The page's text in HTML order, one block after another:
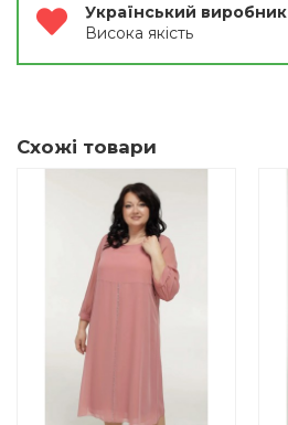
Український виробник
Висока якість
Схожі товари